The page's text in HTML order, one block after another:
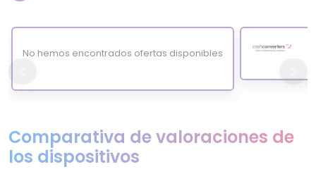
No hemos encontrados ofertas disponibles
Comparativa de valoraciones de
los dispositivos